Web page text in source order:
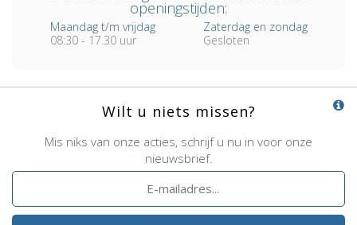
openingstijden:
Maandag t/m vrijdag
08:30 - 17.30 uur
Zaterdag en zondag
Gesloten
Wilt u niets missen?
Mis niks van onze acties, schrijf u nu in voor onze
nieuwsbrief.